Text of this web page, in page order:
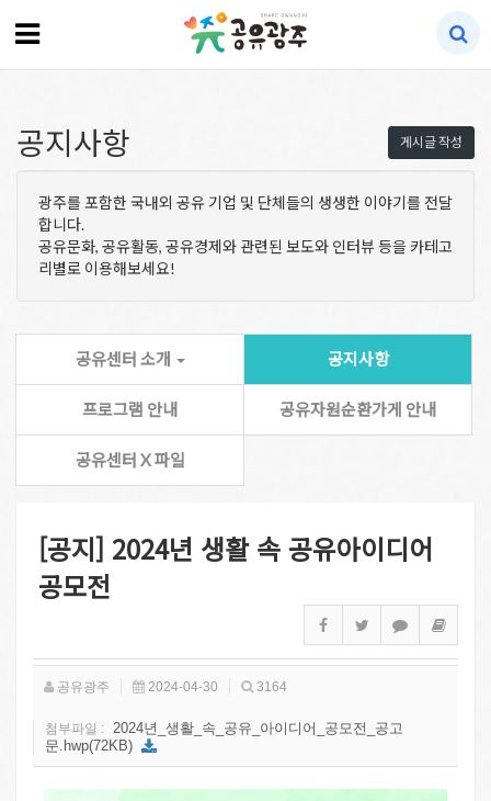
게시글 작성
공지사항
광주를 포함한 국내외 공유 기업 및 단체들의 생생한 이야기를 전달
합니다.
공유문화, 공유활동, 공유경제와 관련된 보도와 인터뷰 등을 카테고
리별로 이용해보세요!
공유센터 소개 공지사항
프로그램 안내 공유자원순환가게 안내
공유센터 X 파일
[공지] 2024년 생활 속 공유아이디어
공모전
공유광주 2024-04-30 3164
첨부파일 :
2024년_생활_속_공유_아이디어_공모전_공고
문.hwp(72KB)